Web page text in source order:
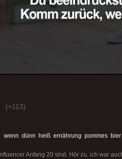
(+113)
wenn dünn heiß ernährung pommes bier
Anfang 20 sind. Hör zu, ich war